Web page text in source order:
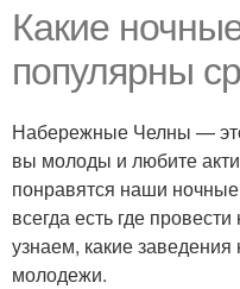
Какие
популярны
Набережные Челны —
вы молоды и любите
понравятся наши
всегда есть где
узнаем, какие
молодежи.